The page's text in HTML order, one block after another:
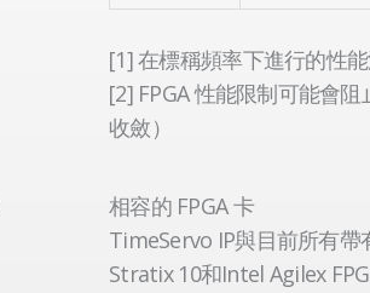
[1] 在標稱頻率下進行的性
[2] FPGA 性能限制可能會
收斂）
相容的 FPGA 卡
TimeServo IP與目前所有
Stratix 10和Intel Agilex